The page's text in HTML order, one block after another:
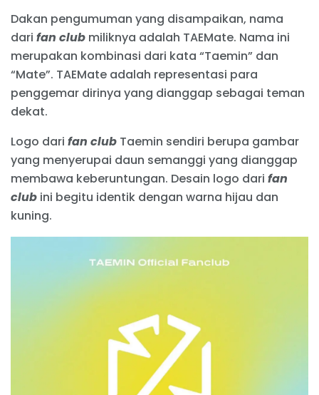
Dakan pengumuman yang disampaikan, nama
dari fan club miliknya adalah TAEMate. Nama ini
merupakan kombinasi dari kata “Taemin” dan
“Mate”. TAEMate adalah representasi para
penggemar dirinya yang dianggap sebagai teman
dekat.
Logo dari fan club Taemin sendiri berupa gambar
yang menyerupai daun semanggi yang dianggap
membawa keberuntungan. Desain logo dari fan
club ini begitu identik dengan warna hijau dan
kuning.